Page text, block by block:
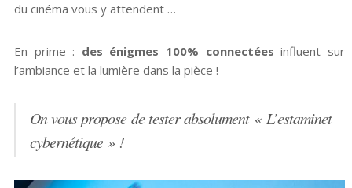
du cinéma vous y attendent …
En prime : des énigmes 100% connectées influent sur
l’ambiance et la lumière dans la pièce !
On vous propose de tester absolument « L’estaminet
cybernétique » !